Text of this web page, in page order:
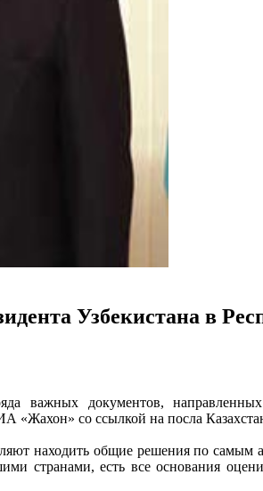
Узбекистана в
важных документов,
«Жахон» со ссылкой на посла
находить общие решения по самым
странами, есть все основания